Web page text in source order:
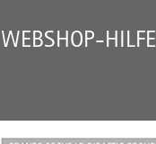
WEBSHOP-HILFE